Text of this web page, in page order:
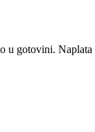
u gotovini.